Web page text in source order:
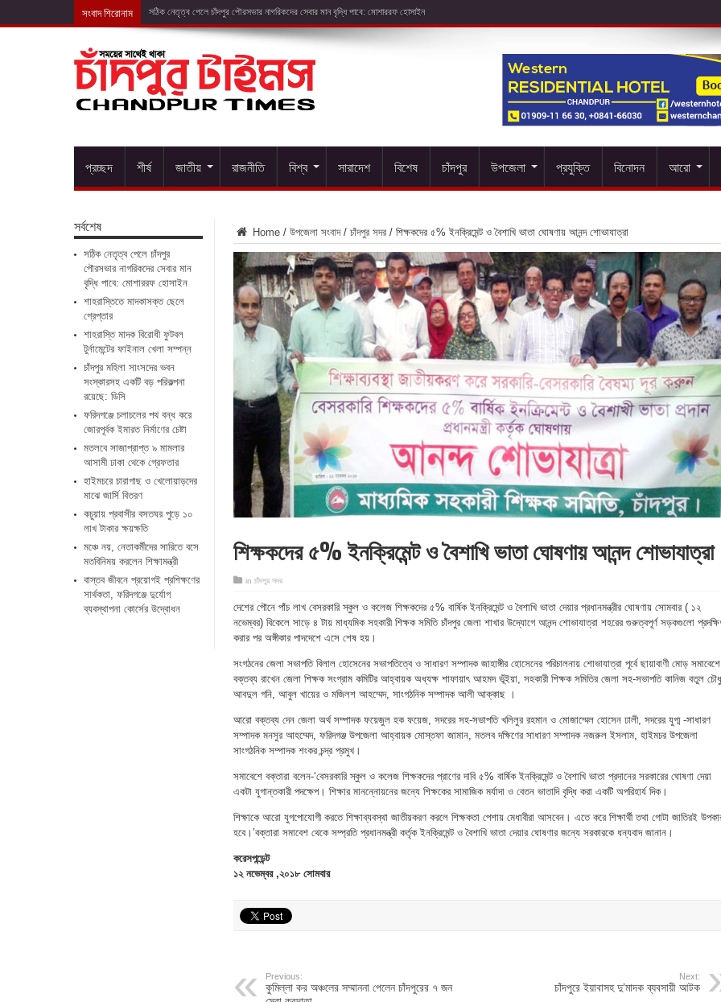
সংবাদ শিরোনাম শাহরাস্তিতে মা
প্রচ্ছদ শীর্ষ জাতীয় রাজনীতি বিশ্ব সারাদেশ বিশেষ চাঁদপুর উপজেলা প্রযুক্তি বিনোদন আরো
Home / উপজেলা সংবাদ / চাঁদপুর সদর / শিক্ষকদের ৫% ইনক্রিমেন্ট ও বৈশাখি ভাতা ঘোষণায় আনন্দ শোভাযাত্রা
শিক্ষকদের ৫% ইনক্রিমেন্ট ও বৈশাখি ভাতা ঘোষণায় আনন্দ শোভাযাত্রা
in চাঁদপুর সদর
দেশের পৌনে পাঁচ লাখ বেসরকারি স্কুল ও কলেজ শিক্ষকদের ৫% বার্ষিক ইনক্রিমেন্ট ও বৈশাখি ভাতা দেয়ার প্রধানমন্ত্রীর ঘোষণায় সোমবার ( ১২
নভেম্বর) বিকেলে সাড়ে ৪ টায় মাধ্যমিক সহকারী শিক্ষক সমিতি চাঁদপুর জেলা শাখার উদ্যোগে আনন্দ শোভাযাত্রা শহরের গুরুত্বপূর্ণ সড়কগুলো
করার পর অঙ্গীকার পাদদেশে এসে শেষ হয়।
সংগঠনের জেলা সভাপতি বিলাল হোসেনের সভাপতিত্বে ও সাধারণ সম্পাদক জাহাঙ্গীর হোসেনের পরিচালনায় শোভাযাত্রা পূর্বে ছায়াবাণী মোড় সমাবেশে
বক্তব্য রাখেন জেলা শিক্ষক সংগ্রাম কমিটির আহ্বায়ক অধ্যক্ষ শাফায়াৎ আহমদ ভূঁইয়া, সহকারী শিক্ষক সমিতির জেলা সহ-সভাপতি কানিজ বতুল
আবদুল গনি, আবুল খায়ের ও মজিলশ আহম্মেদ, সাংগঠনিক সম্পাদক আলী আক্কাছ ।
আরো বক্তব্য দেন জেলা অর্থ সম্পাদক ফয়েজুল হক ফয়েজ, সদরের সহ-সভাপতি খলিলুর রহমান ও মোজাম্মেল হোসেন ঢালী, সদরের যুগ্ম -সাধারণ
সম্পাদক মনসুর আহম্মেদ, ফরিদগঞ্জ উপজেলা আহ্বায়ক মোস্তফা জামান, মতলব দক্ষিণের সাধারণ সম্পাদক নজরুল ইসলাম, হাইমচর উপজেলা
সাংগঠনিক সম্পাদক শংকর চন্দ্র প্রমুখ।
সমাবেশে বক্তারা বলেন-‘বেসরকারি স্কুল ও কলেজ শিক্ষকদের প্রাণের দাবি ৫% বার্ষিক ইনক্রিমেন্ট ও বৈশাখি ভাতা প্রদানের সরকারের ঘোষণা দেয়া
একটা যুগান্তকারী পদক্ষেপ। শিক্ষার মানন্নোয়নের জন্যে শিক্ষকের সামাজিক মর্যাদা ও বেতন ভাতাদি বৃদ্ধি করা একটি অপরিহার্য দিক।
শিক্ষাকে আরো যুগপোযোগী করতে শিক্ষাব্যবস্থা জাতীয়করণ করলে শিক্ষকতা পেশায় মেধাবীরা আসবেন। এতে করে শিক্ষার্থী তথা গোটা জাতিরই
হবে।’বক্তারা সমাবেশ থেকে সম্প্রতি প্রধানমন্ত্রী কর্তৃক ইনক্রিমেন্ট ও বৈশাখি ভাতা দেয়ার ঘোষণার জন্যে সরকারকে ধন্যবাদ জানান।
করেসপন্ডেন্ট
১২ নভেম্বর ,২০১৮ সোমবার
Previous:
কুমিল্লা কর অঞ্চলের সম্মাননা পেলেন চাঁদপুরের ৭ জন
Next:
চাঁদপুরে ইয়াবাসহ দু’মাদক ব্যবসায়ী আটক
সর্বশেষ
সঠিক নেতৃত্ব পেলে চাঁদপুর
পৌরসভার নাগরিকদের সেবার মান
বৃদ্ধি পাবে: মোশাররফ হোসাইন
শাহরাস্তিতে মাদকাসক্ত ছেলে
গ্রেপ্তার
শাহরাস্তি মাদক বিরোধী ফুটবল
টুর্নামেন্টের ফাইনাল খেলা সম্পন্ন
চাঁদপুর মহিলা সাংসদের ভবন
সংস্কারসহ একটি বড় পরিকল্পনা
রয়েছে: ডিসি
ফরিদগঞ্জে চলাচলের পথ বন্ধ করে
জোরপূর্বক ইমারত নির্মাণের চেষ্টা
মতলবে সাজাপ্রাপ্ত ৯ মামলার
আসামী ঢাকা থেকে গ্রেফতার
হাইমচরে চারাগাছ ও খেলোয়াড়দের
মাঝে জার্সি বিতরণ
কচুয়ায় প্রবাসীর বসতঘর পুড়ে ১০
লাখ টাকার ক্ষয়ক্ষতি
মঞ্চে নয়, নেতাকর্মীদের সারিতে বসে
মতবিনিময় করলেন শিক্ষামন্ত্রী
​বাস্তব জীবনে প্রয়োগই প্রশিক্ষণের
সার্থকতা, ফরিদগঞ্জে দুর্যোগ
ব্যবস্থাপনা কোর্সের উদ্বোধন